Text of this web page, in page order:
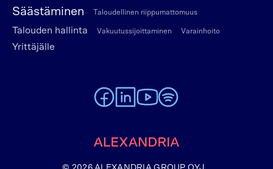
Säästäminen Taloudellinen riippumattomuus
Talouden hallinta Vakuutussijoittaminen Varainhoito
Yrittäjälle
To Alexandria Facebook page
To Alexandria LinkedIn page
To Alexandria Youtube page
To Alexandria Spotify